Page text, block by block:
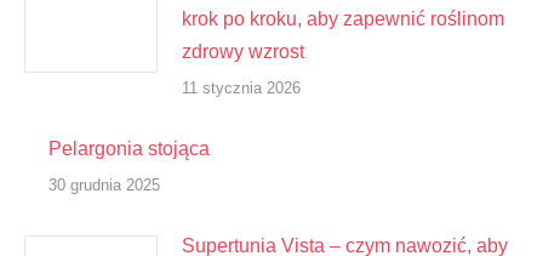
krok po kroku, aby zapewnić roślinom
zdrowy wzrost
11 stycznia 2026
Pelargonia stojąca
30 grudnia 2025
Supertunia Vista – czym nawozić, aby